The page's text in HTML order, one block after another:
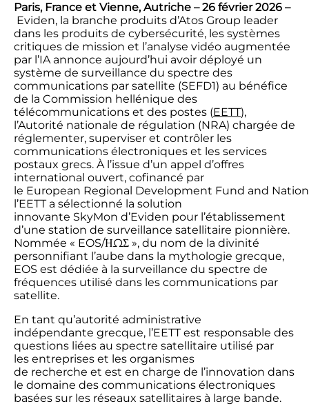
Paris, France et Vienne, Autriche – 26 février 2026 –
Eviden, la branche produits d’Atos Group leader
dans les produits de cybersécurité, les systèmes
critiques de mission et l’analyse vidéo augmentée
par l’IA annonce aujourd’hui avoir déployé un
système de surveillance du spectre des
communications par satellite (SEFD1) au bénéfice
de la Commission hellénique des
télécommunications et des postes (EETT),
l’Autorité nationale de régulation (NRA) chargée de
réglementer, superviser et contrôler les
communications électroniques et les services
postaux grecs. À l’issue d’un appel d’offres
international ouvert, cofinancé par
le European Regional Development Fund and
l’EETT a sélectionné la solution
innovante SkyMon d’Eviden pour l’établissement
d’une station de surveillance satellitaire pionnière.
Nommée « EOS/ΗΩΣ », du nom de la divinité
personnifiant l’aube dans la mythologie grecque,
EOS est dédiée à la surveillance du spectre de
fréquences utilisé dans les communications par
satellite.
En tant qu’autorité administrative
indépendante grecque, l’EETT est responsable des
questions liées au spectre satellitaire utilisé par
les entreprises et les organismes
de recherche et est en charge de l’innovation dans
le domaine des communications électroniques
basées sur les réseaux satellitaires à large bande.